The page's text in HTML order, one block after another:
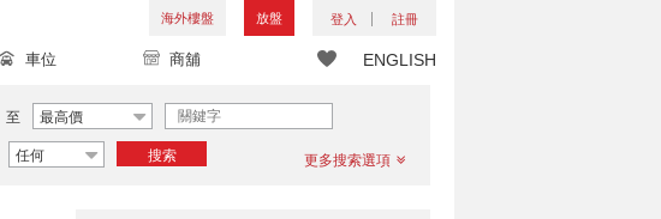
海外樓盤 放盤 登入 註冊
ENGLISH
車位 商舖
至 最高價
任何 搜索 更多搜索選項